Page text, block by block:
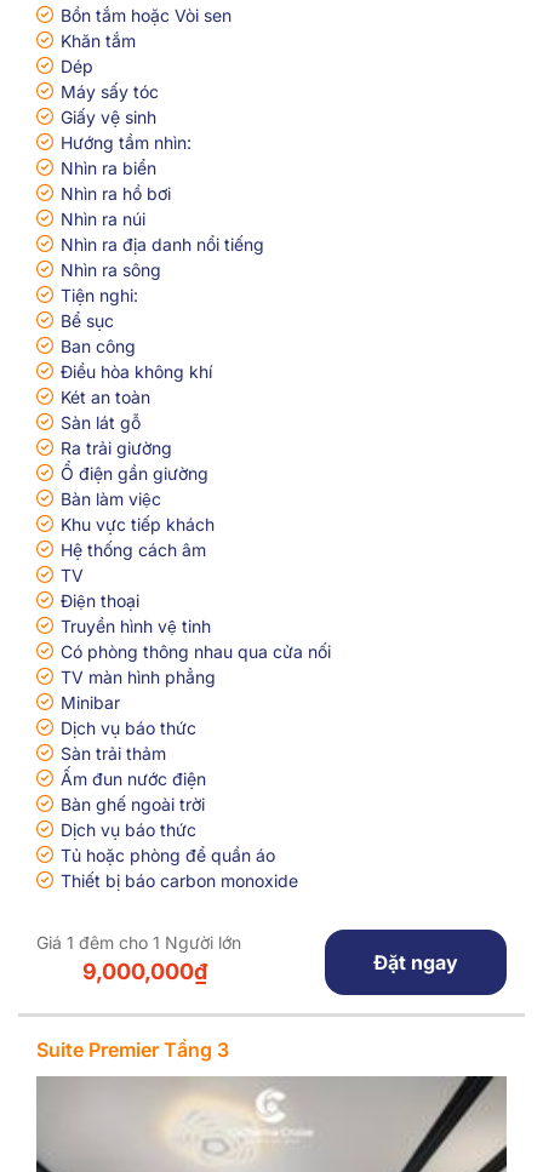
Bồn tắm hoặc Vòi sen
Khăn tắm
Dép
Máy sấy tóc
Giấy vệ sinh
Hướng tầm nhìn:
Nhìn ra biển
Nhìn ra hồ bơi
Nhìn ra núi
Nhìn ra địa danh nổi tiếng
Nhìn ra sông
Tiện nghi:
Bể sục
Ban công
Điều hòa không khí
Két an toàn
Sàn lát gỗ
Ra trải giường
Ổ điện gần giường
Bàn làm việc
Khu vực tiếp khách
Hệ thống cách âm
TV
Điện thoại
Truyền hình vệ tinh
Có phòng thông nhau qua cửa nối
TV màn hình phẳng
Minibar
Dịch vụ báo thức
Sàn trải thảm
Ấm đun nước điện
Bàn ghế ngoài trời
Dịch vụ báo thức
Tủ hoặc phòng để quần áo
Thiết bị báo carbon monoxide
9,000,000₫
Giá 1 đêm cho 1 Người lớn
Đặt ngay
Suite Premier Tầng 3